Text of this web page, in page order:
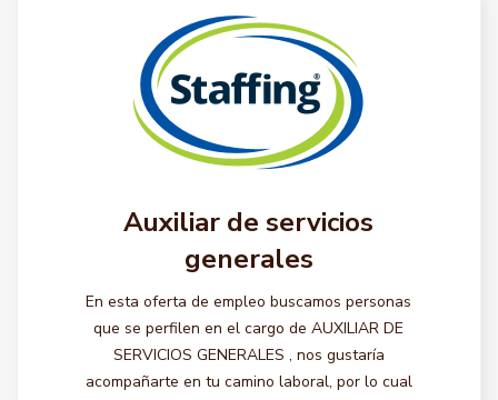
Auxiliar de servicios
generales
En esta oferta de empleo buscamos personas
que se perfilen en el cargo de AUXILIAR DE
SERVICIOS GENERALES , nos gustaría
acompañarte en tu camino laboral, por lo cual